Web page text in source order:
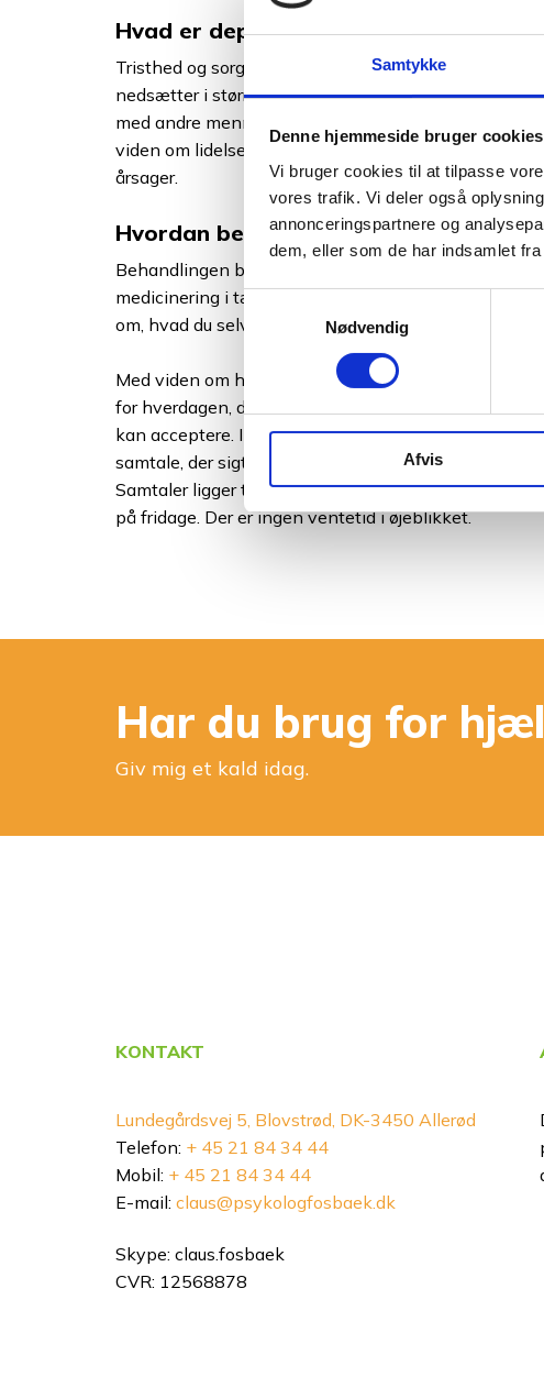
Samtykke
Denne hjemmeside bruger cookies
Vi bruger cookies til at tilpasse
vores trafik. Vi deler også
annonceringspartnere og
dem, eller som de har indsamlet
Samtykkevalg
Nødvendig
Afvis
Hvad er depression?
Tristhed og sorg er beslægtet med depression, men
nedsætter i større grad livskvaliteten og evnen til at
med andre mennesker. En del af behandlingen
viden om lidelsen ved at få flere informationer om
årsager.
Hvordan behandles depression?
Behandlingen består typisk i samtaleterapi med mig
medicinering i tæt samarbejde med din egen læge.
om, hvad du selv kan gøre for at lette symptomerne i
Med viden om hvad du selv kan gøre, udarbejder vi
for hverdagen, der tilgodeser så mange af de
kan acceptere. I terapien erdin historiegrundlag for
samtale, der sigter mod at lette depressionens
Samtaler ligger typisk på hverdage, men kan også
på fridage. Der er ingen ventetid i øjeblikket.
Har du brug for
Giv mig et kald idag.
KONTAKT
Lundegårdsvej 5, Blovstrød, DK-3450 Allerød
Telefon: + 45 21 84 34 44
Mobil: + 45 21 84 34 44
E-mail: claus@psykologfosbaek.dk
Skype: claus.fosbaek
CVR: 12568878​